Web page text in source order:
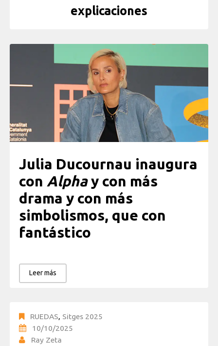
explicaciones
Julia Ducournau inaugura
con Alphay con más
drama y con más
simbolismos, que con
fantástico
Leer más
RUEDAS, Sitges 2025
10/10/2025
Ray Zeta